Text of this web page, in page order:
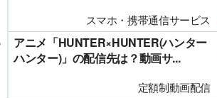
スマホ・携帯通信サービス
アニメ「HUNTER×HUNTER(ハンター
ハンター)」の配信先は？動画サ...
定額制動画配信